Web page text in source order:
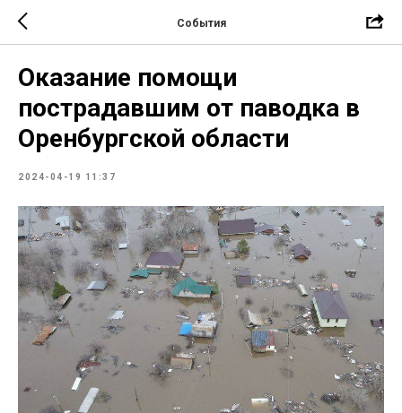
События
Оказание помощи
пострадавшим от паводка в
Оренбургской области
2024-04-19 11:37